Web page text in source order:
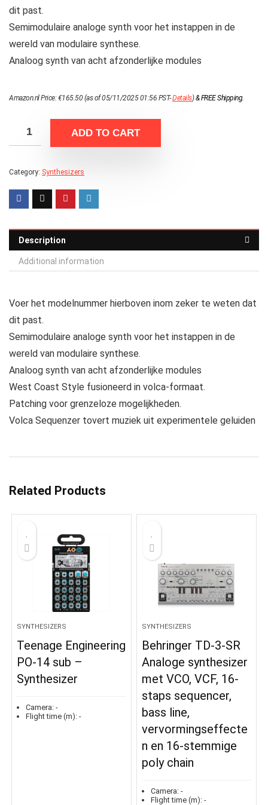
dit past.
Semimodulaire analoge synth voor het instappen in de
wereld van modulaire synthese.
Analoog synth van acht afzonderlijke modules
Amazon.nl Price:€165.50(as of 05/11/2025 01:56 PST-Details)&FREE Shipping.
ADD TO CART
Category: Synthesizers
Description
Additional information
Voer het modelnummer hierboven inom zeker te weten dat
dit past.
Semimodulaire analoge synth voor het instappen in de
wereld van modulaire synthese.
Analoog synth van acht afzonderlijke modules
West Coast Style fusioneerd in volca-formaat.
Patching voor grenzeloze mogelijkheden.
Volca Sequenzer tovert muziek uit experimentele geluiden
Related Products
SYNTHESIZERS
Teenage Engineering
PO-14 sub –
Synthesizer
Camera: -
Flight time (m): -
SYNTHESIZERS
Behringer TD-3-SR
Analoge synthesizer
met VCO, VCF, 16-
staps sequencer,
bass line,
vervormingseffecte
n en 16-stemmige
poly chain
Camera: -
Flight time (m): -